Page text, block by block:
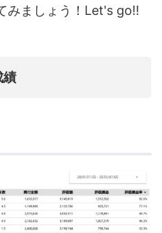
みましょう！Let's go!!
績